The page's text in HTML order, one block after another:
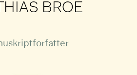
BROE